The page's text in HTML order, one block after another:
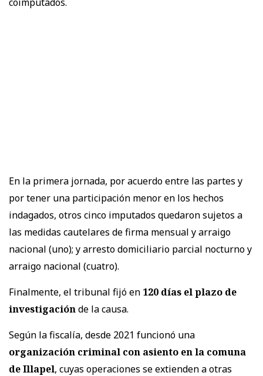
En la primera jornada, por acuerdo entre las partes y
por tener una participación menor en los hechos
indagados, otros cinco imputados quedaron sujetos a
las medidas cautelares de firma mensual y arraigo
nacional (uno); y arresto domiciliario parcial nocturno y
arraigo nacional (cuatro).
Finalmente, el tribunal fijó en 120 días el plazo de
investigaciónde la causa.
Según la fiscalía, desde 2021 funcionó una
organización criminal con asiento en la comuna
de Illapel, cuyas operaciones se extienden a otras